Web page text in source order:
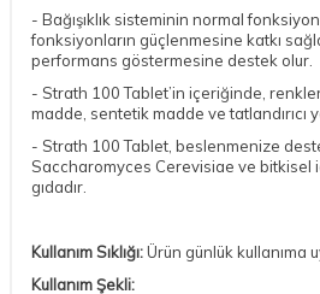
- Bağışıklık sisteminin normal
fonksiyonların güçlenmesine katkı
performans göstermesine destek olur.
- Strath 100 Tablet’in içeriğinde,
madde, sentetik madde ve tatlandırıcı
- Strath 100 Tablet, beslenmenize
Saccharomyces Cerevisiae ve bitkisel
gıdadır.
Kullanım Sıklığı:Ürün günlük kullanıma
Kullanım Şekli: